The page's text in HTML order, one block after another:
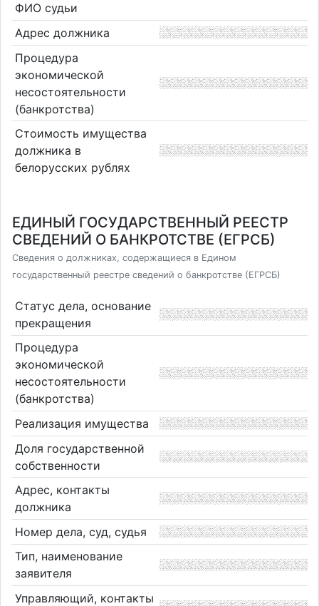
ФИО судьи
Адрес должника
Процедура
экономической
несостоятельности
(банкротства)
Стоимость имущества
должника в
белорусских рублях
ЕДИНЫЙ ГОСУДАРСТВЕННЫЙ РЕЕСТР
СВЕДЕНИЙ О БАНКРОТСТВЕ (ЕГРСБ)
Сведения о должниках, содержащиеся в Едином
государственный реестре сведений о банкротстве (ЕГРСБ)
Статус дела, основание
прекращения
Процедура
экономической
несостоятельности
(банкротства)
Реализация имущества
Доля государственной
собственности
Адрес, контакты
должника
Номер дела, суд, судья
Тип, наименование
заявителя
Управляющий, контакты